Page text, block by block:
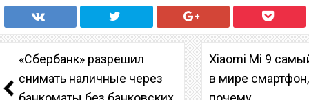
«Сбербанк» разрешил
снимать наличные через
Xiaomi Mi 9
в мире